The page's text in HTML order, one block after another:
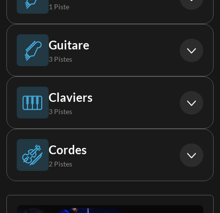
Tambourin 1
Congas
1 Piste
Basse
Guitare
3 Pistes
Guitare électrique 1
Guitare électrique 2
Claviers
3 Pistes
Piano
Cordes
2 Pistes